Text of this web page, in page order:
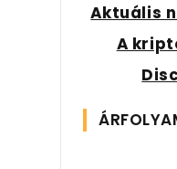
Aktuális
A